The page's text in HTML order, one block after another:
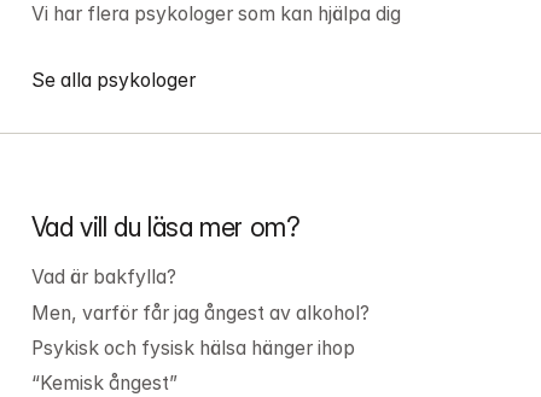
Vi har flera psykologer som kan hjälpa dig
Se alla psykologer
Vad vill du läsa mer om?
Vad är bakfylla?
Men, varför får jag ångest av alkohol?
Psykisk och fysisk hälsa hänger ihop
“Kemisk ångest”